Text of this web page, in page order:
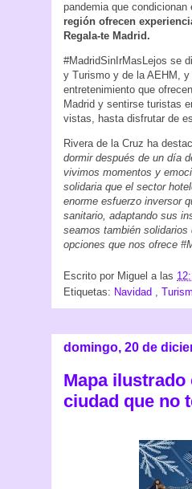
pandemia que
región ofrecen
Regala-te Madrid.
#MadridSinIrMasLejos se
y Turismo y de la AEHM,
entretenimiento que
Madrid y sentirse turistas
vistas, hasta disfrutar de
Rivera de la Cruz ha
dormir después de un día
vivimos momentos y
solidaria que el sector
enorme esfuerzo inversor
sanitario, adaptando sus
seamos también
opciones que nos ofrece
Escrito por Miguel a las
Etiquetas: Navidad
domingo, 20 de
Mapa ilustrado
ciudad que no